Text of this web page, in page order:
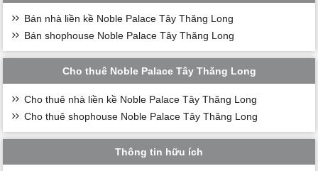
Bán nhà liền kề Noble Palace Tây Thăng Long
Bán shophouse Noble Palace Tây Thăng Long
Cho thuê Noble Palace Tây Thăng Long
Cho thuê nhà liền kề Noble Palace Tây Thăng Long
Cho thuê shophouse Noble Palace Tây Thăng Long
Thông tin hữu ích